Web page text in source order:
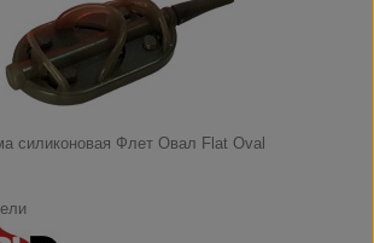
силиконовая Флет Овал Flat Oval